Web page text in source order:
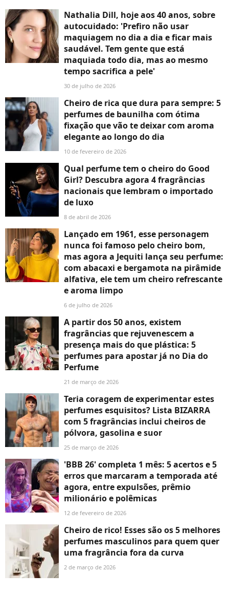
Nathalia Dill, hoje aos 40 anos, sobre
autocuidado: 'Prefiro não usar
maquiagem no dia a dia e ficar mais
saudável. Tem gente que está
maquiada todo dia, mas ao mesmo
tempo sacrifica a pele'
30 de julho de 2026
Cheiro de rica que dura para sempre: 5
perfumes de baunilha com ótima
fixação que vão te deixar com aroma
elegante ao longo do dia
10 de fevereiro de 2026
Qual perfume tem o cheiro do Good
Girl? Descubra agora 4 fragrâncias
nacionais que lembram o importado
de luxo
8 de abril de 2026
Lançado em 1961, esse personagem
nunca foi famoso pelo cheiro bom,
mas agora a Jequiti lança seu perfume:
com abacaxi e bergamota na pirâmide
alfativa, ele tem um cheiro refrescante
e aroma limpo
6 de julho de 2026
A partir dos 50 anos, existem
fragrâncias que rejuvenescem a
presença mais do que plástica: 5
perfumes para apostar já no Dia do
Perfume
21 de março de 2026
Teria coragem de experimentar estes
perfumes esquisitos? Lista BIZARRA
com 5 fragrâncias inclui cheiros de
pólvora, gasolina e suor
25 de março de 2026
'BBB 26' completa 1 mês: 5 acertos e 5
erros que marcaram a temporada até
agora, entre expulsões, prêmio
milionário e polêmicas
12 de fevereiro de 2026
Cheiro de rico! Esses são os 5 melhores
perfumes masculinos para quem quer
uma fragrância fora da curva
2 de março de 2026